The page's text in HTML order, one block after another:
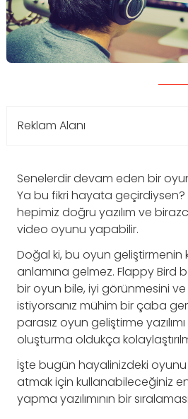
Reklam Alanı
Senelerdir devam eden bir
Ya bu fikri hayata geçirdiysen?
hepimiz doğru yazılım ve
video oyunu yapabilir.
Doğal ki, bu oyun
anlamına gelmez. Flappy Bird
bir oyun bile, iyi görünmesini
istiyorsanız mühim bir çaba
parasız oyun geliştirme
oluşturma oldukça
İşte bugün hayalinizdeki
atmak için kullanabileceğiniz
yapma yazılımının bir